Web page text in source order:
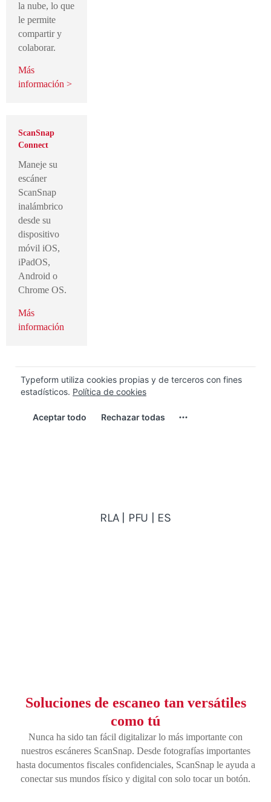
Soluciones de escaneo tan versátiles
como tú
Nunca ha sido tan fácil digitalizar lo más importante con
nuestros escáneres ScanSnap. Desde fotografías importantes
hasta documentos fiscales confidenciales, ScanSnap le ayuda a
conectar sus mundos físico y digital con solo tocar un botón.
la nube, lo que
le permite
compartir y
colaborar.
Más
información >
ScanSnap
Connect
Maneje su
escáner
ScanSnap
inalámbrico
desde su
dispositivo
móvil iOS,
iPadOS,
Android o
Chrome OS.
Más
información